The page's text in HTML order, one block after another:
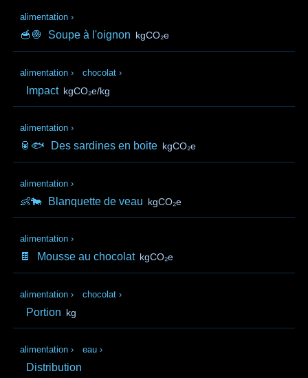
alimentation ›
🥣🧅 Soupe à l'oignon kgCO₂e
alimentation › chocolat ›
Impact kgCO₂e/kg
alimentation ›
🥫🐟 Des sardines en boite kgCO₂e
alimentation ›
👶🐄 Blanquette de veau kgCO₂e
alimentation ›
🍫 Mousse au chocolat kgCO₂e
alimentation › chocolat ›
Portion kg
alimentation › eau ›
Distribution